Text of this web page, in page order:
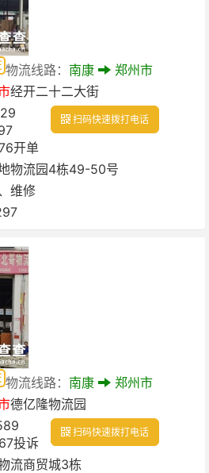
物流线路： 南康
郑州市
经开二十二大街
开单
扫码快速拨打电话
物流园4栋49-50号
维修
物流线路： 南康
郑州市
德亿隆物流园
投诉
扫码快速拨打电话
流商贸城3栋